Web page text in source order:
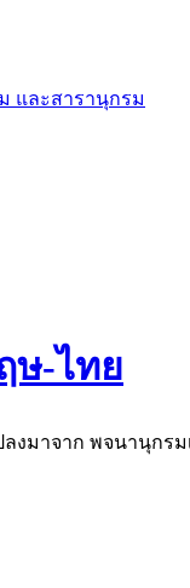
และสารานุกรม
ษ-ไทย
งมาจาก พจนานุกรม